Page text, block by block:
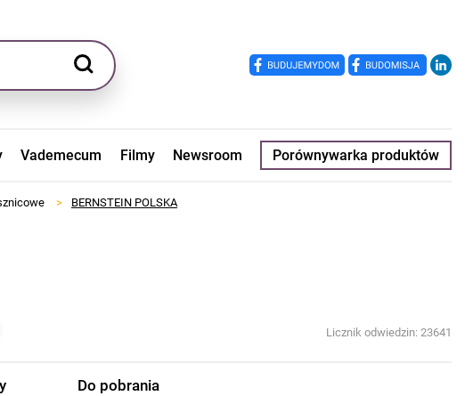
Vademecum Filmy Newsroom Porównywarka produktów
> BERNSTEIN POLSKA
Licznik odwiedzin: 23641
Do pobrania